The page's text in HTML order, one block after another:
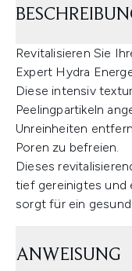
Revitalisieren Sie
Expert Hydra
Diese intensiv
Peelingpartikeln
Unreinheiten
Poren zu befreien.
Dieses
tief gereinigtes und
sorgt für ein
ANWEISUNG